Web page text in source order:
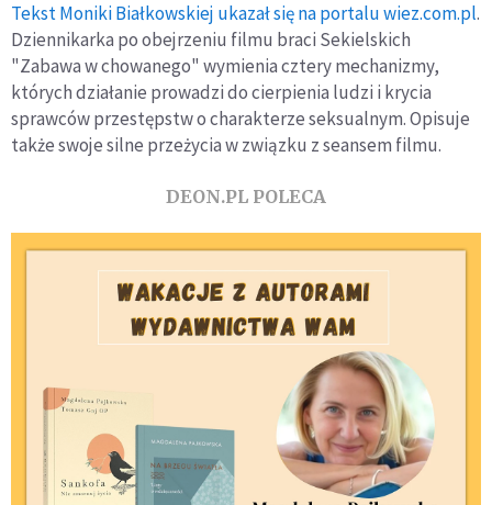
Tekst Moniki Białkowskiej ukazał się na portalu wiez.com.pl.
Dziennikarka po obejrzeniu filmu braci Sekielskich
"Zabawa w chowanego" wymienia cztery mechanizmy,
których działanie prowadzi do cierpienia ludzi i krycia
sprawców przestępstw o charakterze seksualnym. Opisuje
także swoje silne przeżycia w związku z seansem filmu.
DEON.PL POLECA